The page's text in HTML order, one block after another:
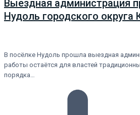
Выездная администрация
Нудоль городского округа
В посёлке Нудоль прошла выездная
работы остаётся для властей
порядка…